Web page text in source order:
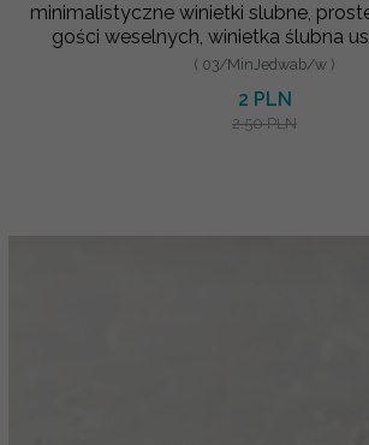
minimalistyczne winietki slubne,
gości weselnych, winietka ślubna
( 03/MinJedwab/w )
2 PLN
2.50 PLN